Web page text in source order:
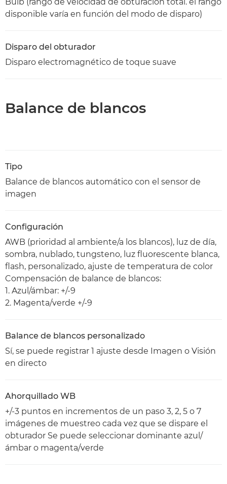
disponible varía en función del modo de disparo)
Disparo del obturador
Disparo electromagnético de toque suave
Balance de blancos
Tipo
Balance de blancos automático con el sensor de
imagen
Configuración
AWB (prioridad al ambiente/a los blancos), luz de día,
sombra, nublado, tungsteno, luz fluorescente blanca,
flash, personalizado, ajuste de temperatura de color
Compensación de balance de blancos:
1. Azul/ámbar: +/-9
2. Magenta/verde +/-9
Balance de blancos personalizado
Sí, se puede registrar 1 ajuste desde Imagen o Visión
en directo
Ahorquillado WB
+/-3 puntos en incrementos de un paso 3, 2, 5 o 7
imágenes de muestreo cada vez que se dispare el
obturador Se puede seleccionar dominante azul/
ámbar o magenta/verde